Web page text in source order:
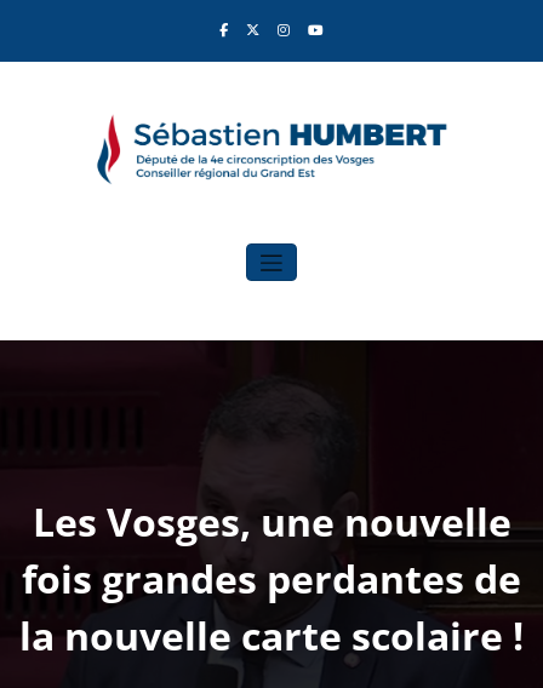
contenu
Sébastien Humbert
Les Vosges, une nouvelle
fois grandes perdantes de
la nouvelle carte scolaire !